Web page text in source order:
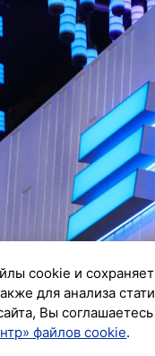
дневник»
cookie и
для анализа
Вы
файлов cookie.